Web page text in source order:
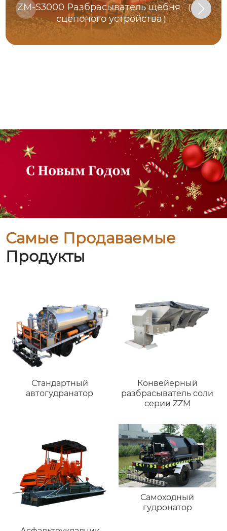
ZM-S3000 Разбрасыватель щебня （Тип
сцепоного устройства）
Самые Продаваемые
Продукты
Стандартный
автогудранатор
Конвейерный
разбрасыватель соли
серии ZZM
Самоходный
гудронатор